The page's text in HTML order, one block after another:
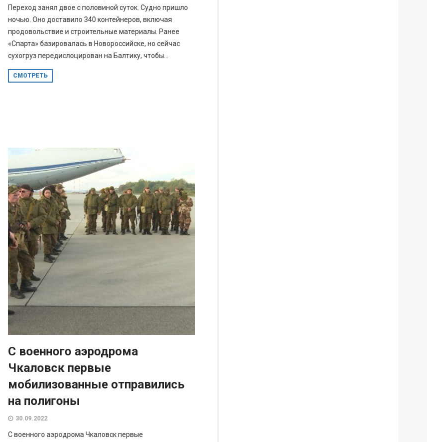
Переход занял двое с половиной суток. Судно пришло
ночью. Оно доставило 340 контейнеров, включая
продовольствие и строительные материалы. Ранее
«Спарта» базировалась в Новороссийске, но сейчас
сухогруз передислоцирован на Балтику, чтобы...
СМОТРЕТЬ
С военного аэродрома
Чкаловск первые
мобилизованные отправились
на полигоны
30.09.2022
С военного аэродрома Чкаловск первые